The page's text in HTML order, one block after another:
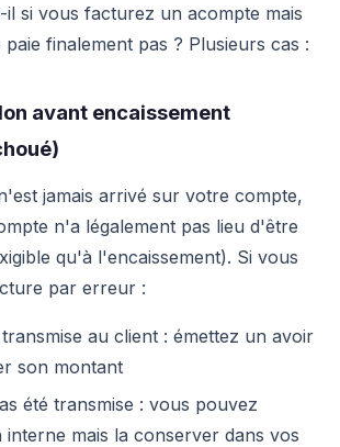
il si vous facturez un acompte mais
finalement pas ? Plusieurs cas :
avant encaissement
jamais arrivé sur votre compte,
n'a légalement pas lieu d'être
qu'à l'encaissement). Si vous
par erreur :
au client : émettez un avoir
son montant
été transmise : vous pouvez
mais la conserver dans vos